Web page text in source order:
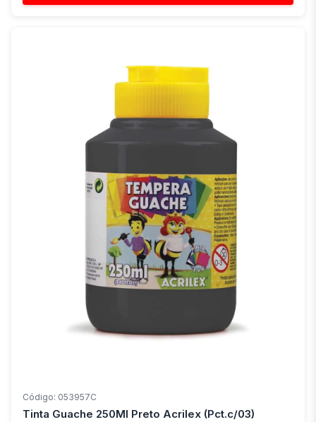
Código: 053957C
Tinta Guache 250Ml Preto Acrilex (Pct.c/03)